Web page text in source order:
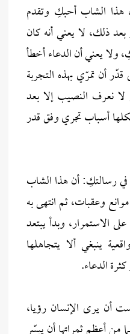
هذا الشاب أحبكِ وتقدم
ذلك، لا يعني أنه كان
يعني أن الدعاء أخطأ
قدّر أن تمرّي بهذه التجربة
نعرف النصيب إلا بعد
أسباب تجري وفق قدر
رسالتكِ: أن هذا الشاب
وعقبات، ثم انتهى به
الاستمرار، وبدأ يبتعد
ينبغي ألا يتجاهلها
الدعاء.
أن يرى الإنسان رؤيا،